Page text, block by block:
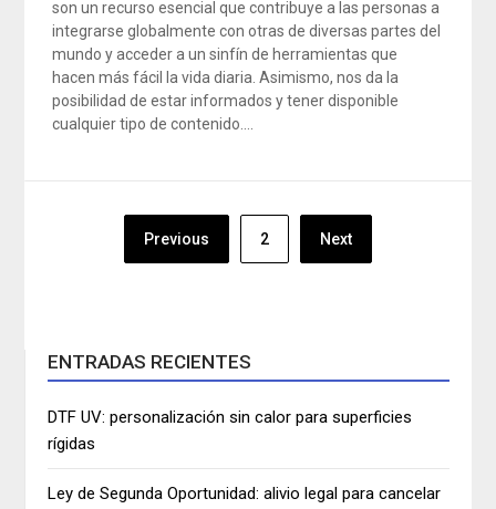
son un recurso esencial que contribuye a las personas a
integrarse globalmente con otras de diversas partes del
mundo y acceder a un sinfín de herramientas que
hacen más fácil la vida diaria. Asimismo, nos da la
posibilidad de estar informados y tener disponible
cualquier tipo de contenido….
NavegaciónPrevious 2 Next
ENTRADAS RECIENTES
DTF UV: personalización sin calor para superficies
rígidas
Ley de Segunda Oportunidad: alivio legal para cancelar